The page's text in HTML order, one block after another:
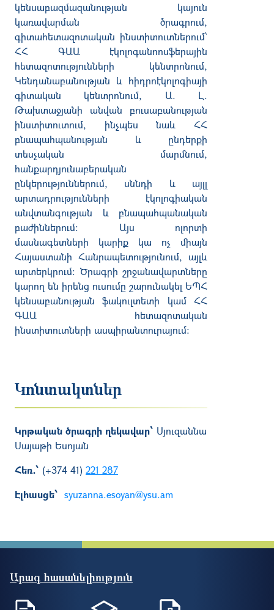
կենսաբազմազանության կայուն
կառավարման ծրագրում,
գիտահետազոտական ինստիտուտներում՝
ՀՀ ԳԱԱ էկոլոգանոոսֆերային
հետազոտությունների կենտրոնում,
Կենդանաբանության և հիդրոէկոլոգիայի
գիտական կենտրոնում, Ա. Լ .
Թախտաջյանի անվան բուսաբանության
ինստիտուտում, ինչպես նաև ՀՀ
բնապահպանության և ընդերքի
տեսչական մարմնում,
հանքարդյունաբերական
ընկերություններում, սննդի և այլլ
արտադրությունների էկոլոգիական
անվտանգության և բնապահպանական
բաժիններում: Այս ոլորտի
մասնագետների կարիք կա ոչ միայն
Հայաստանի Հանրապետությունում, այլև
արտերկրում: Ծրագրի շրջանավարտները
կարող են իրենց ուսումը շարունակել ԵՊՀ
կենսաբանության ֆակուլտետի կամ ՀՀ
ԳԱԱ հետազոտական
ինստիտուտների ասպիրանտուրայում:
Կոնտակտներ
Կրթական ծրագրի ղեկավար՝ Սյուզաննա
Սայաթի Եսոյան
Հեռ․՝ (+374 41) 221 287
Էլհասցե՝ syuzanna.esoyan@ysu.am
Արագ հասանելիություն